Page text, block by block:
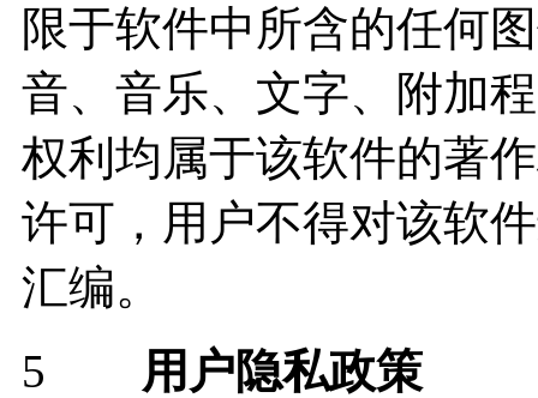
限于软件中所含的任何
音、音乐、文字、附加
权利均属于该软件的著
许可，用户不得对该软
汇编。
5 用户隐私政策